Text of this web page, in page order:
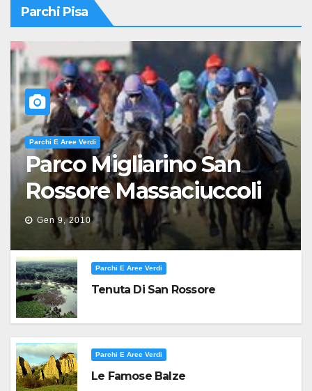
Parchi Pisa
Parchi E Aree Verdi
Parco Migliarino San
Rossore Massaciuccoli
Gen 9, 2010
Parchi E Aree Verdi
Tenuta Di San Rossore
Parchi E Aree Verdi
Le Famose Balze